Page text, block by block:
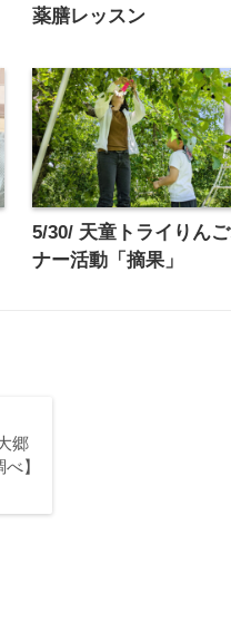
薬膳レッスン
5/30/ 天童トライりん
ナー活動「摘果」
郷
】